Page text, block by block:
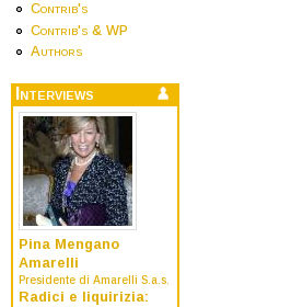
Contrib's
Contrib's & WP
Authors
Interviews
Pina Mengano
Amarelli
Presidente di Amarelli S.a.s.
Radici e liquirizia: